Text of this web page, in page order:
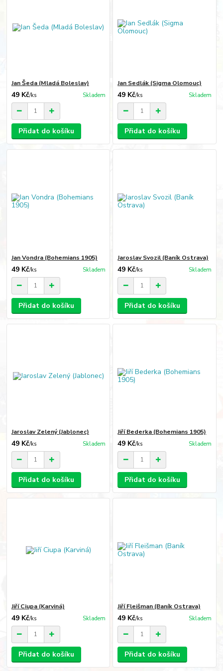
Jan Šeda (Mladá Boleslav)
49 Kč/ks Skladem
Přidat do košíku
Jan Sedlák (Sigma Olomouc)
49 Kč/ks Skladem
Přidat do košíku
Jan Vondra (Bohemians 1905)
49 Kč/ks Skladem
Přidat do košíku
Jaroslav Svozil (Baník Ostrava)
49 Kč/ks Skladem
Přidat do košíku
Jaroslav Zelený (Jablonec)
49 Kč/ks Skladem
Přidat do košíku
Jiří Bederka (Bohemians 1905)
49 Kč/ks Skladem
Přidat do košíku
Jiří Ciupa (Karviná)
49 Kč/ks Skladem
Přidat do košíku
Jiří Fleišman (Baník Ostrava)
49 Kč/ks Skladem
Přidat do košíku